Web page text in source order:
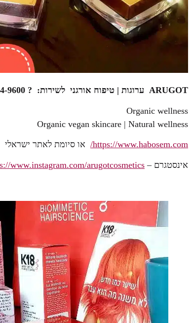
ARUGOT ערוגות | טיפוח אורגני לשירות: ? 050-224-9600
Organic wellness
Organic vegan skincare | Natural wellness
https://www.habosem.com/ או סיומת לאתר ישראלי
אינסטגרם – www.instagram.com/arugotcosmetics /